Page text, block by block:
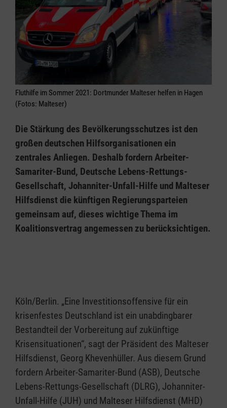
Fluthilfe im Sommer 2021: Dortmunder Malteser helfen in Hagen
(Fotos: Malteser)
Die Stärkung des Bevölkerungsschutzes ist den
großen deutschen Hilfsorganisationen ein
zentrales Anliegen. Deshalb fordern Arbeiter-
Samariter-Bund, Deutsche Lebens-Rettungs-
Gesellschaft, Johanniter-Unfall-Hilfe und Malteser
Hilfsdienst die künftigen Regierungsparteien
gemeinsam auf, dieses wichtige Thema im
Koalitionsvertrag angemessen zu berücksichtigen.
Köln/Berlin. „Eine Investitionsoffensive für ein
krisenfestes Deutschland ist ein unabdingbarer
Bestandteil der Vorbereitung auf zukünftige
Krisensituationen“, sagt der Präsident des Malteser
Hilfsdienst, Georg Khevenhüller. Aus diesem Grund
fordern Arbeiter-Samariter-Bund (ASB), Deutsche
Lebens-Rettungs-Gesellschaft (DLRG), Johanniter-
Unfall-Hilfe (JUH) und Malteser Hilfsdienst (MHD)